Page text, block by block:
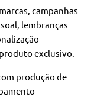
campanhas
lembranças
exclusivo.
produção de